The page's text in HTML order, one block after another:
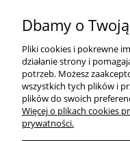
Płatności i
Informacje
O nas
Dbamy o
Pliki cookies i pokrewne
działanie strony i
potrzeb. Możesz
wszystkich tych plików i
plików do swoich
Więcej o plikach cookies
prywatności.